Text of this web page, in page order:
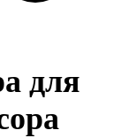
для